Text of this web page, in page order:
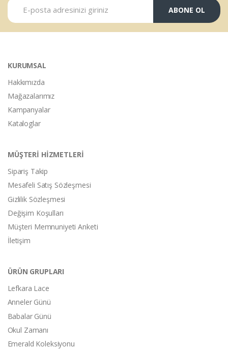
ABONE OL
KURUMSAL
Hakkımızda
Mağazalarımız
Kampanyalar
Kataloglar
MÜŞTERİ HİZMETLERİ
Sipariş Takip
Mesafeli Satış Sözleşmesi
Gizlilik Sözleşmesi
Değişim Koşulları
Müşteri Memnuniyeti Anketi
İletişim
ÜRÜN GRUPLARI
Lefkara Lace
Anneler Günü
Babalar Günü
Okul Zamanı
Emerald Koleksiyonu